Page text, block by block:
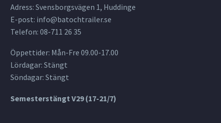
Adress: Svensborgsvägen 1, Huddinge
E-post: info@batochtrailer.se
Telefon: 08-711 26 35
Öppettider: Mån-Fre 09.00-17.00
Lördagar: Stängt
Söndagar: Stängt
Semesterstängt V29 (17-21/7)